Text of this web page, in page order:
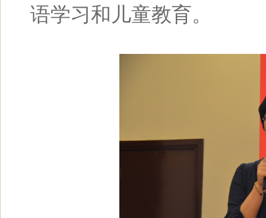
语学习和儿童教育。